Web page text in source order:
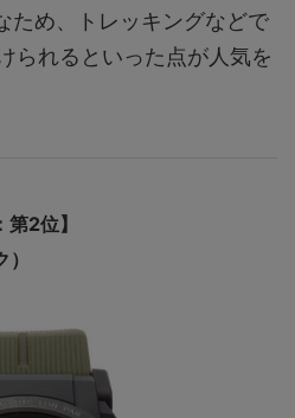
ため、トレッキングなどで
られるといった点が人気を
2位】